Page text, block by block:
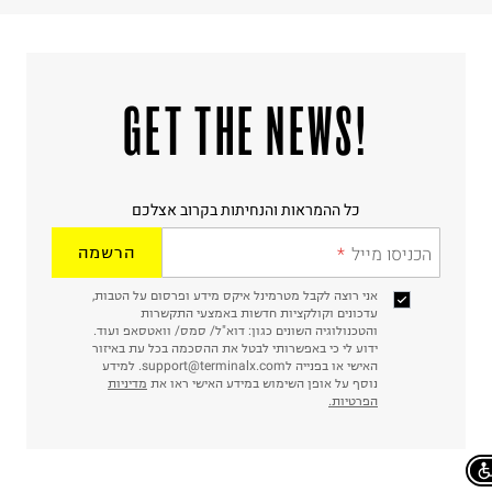
!GET THE NEWS
כל ההמראות והנחיתות בקרוב אצלכם
הכניסו מייל הרשמה
אני רוצה לקבל מטרמינל איקס מידע ופרסום על הטבות,
עדכונים וקולקציות חדשות באמצעי התקשרות
והטכנולוגיה השונים כגון: דוא"ל/ סמס/ וואטסאפ ועוד.
ידוע לי כי באפשרותי לבטל את ההסכמה בכל עת באיזור
האישי או בפנייה לsupport@terminalx.com. למידע
נוסף על אופן השימוש במידע האישי ראו את מדיניות
הפרטיות.